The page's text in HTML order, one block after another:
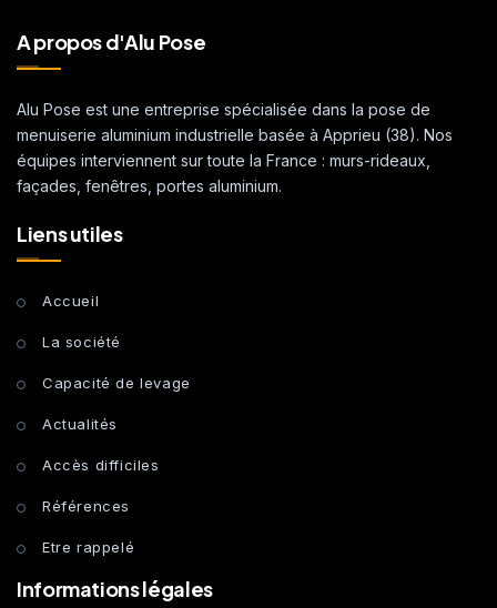
A propos d'Alu Pose
Alu Pose est une entreprise spécialisée dans la pose de
menuiserie aluminium industrielle basée à Apprieu (38). Nos
équipes interviennent sur toute la France : murs-rideaux,
façades, fenêtres, portes aluminium.
Liens utiles
Accueil
La société
Capacité de levage
Actualités
Accès difficiles
Références
Etre rappelé
Informations légales